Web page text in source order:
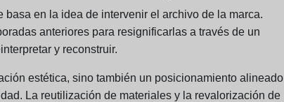
en la idea de intervenir el archivo de la marca.
anteriores para resignificarlas a través de un
y reconstruir.
estética, sino también un posicionamiento alineado
La reutilización de materiales y la revalorización de